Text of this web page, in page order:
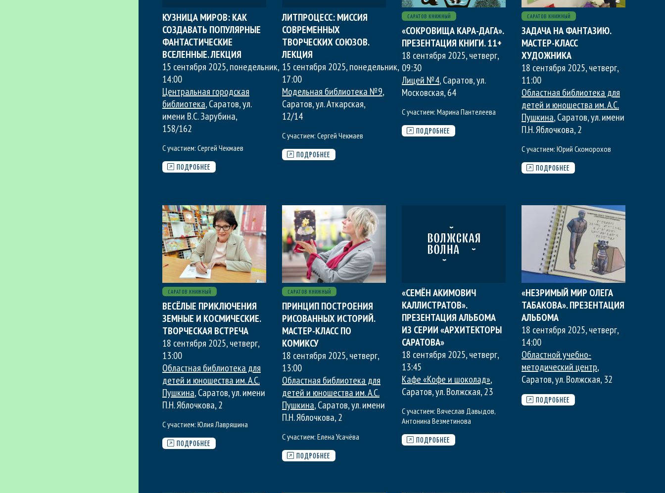
КУЗНИЦА МИРОВ: КАК
СОЗДАВАТЬ ПОПУЛЯРНЫЕ
ФАНТАСТИЧЕСКИЕ
ВСЕЛЕННЫЕ. ЛЕКЦИЯ
15 сентября 2025, понедельник,
14:00
Центральная городская
библиотека, Саратов, ул.
имени В.С. Зарубина,
158/162
С участием: Сергей Чекмаев
ПОДРОБНЕЕ
ЛИТПРОЦЕСС: МИССИЯ
СОВРЕМЕННЫХ
ТВОРЧЕСКИХ СОЮЗОВ.
ЛЕКЦИЯ
15 сентября 2025, понедельник,
17:00
Модельная библиотека №9,
Саратов, ул. Аткарская,
12/14
С участием: Сергей Чекмаев
ПОДРОБНЕЕ
САРАТОВ КНИЖНЫЙ
«СОКРОВИЩА КАРА-ДАГА».
ПРЕЗЕНТАЦИЯ КНИГИ. 11+
18 сентября 2025, четверг,
09:30
Лицей №4, Саратов, ул.
Московская, 64
С участием: Марина Пантелеева
ПОДРОБНЕЕ
САРАТОВ КНИЖНЫЙ
ЗАДАЧА НА ФАНТАЗИЮ.
МАСТЕР-КЛАСС
ХУДОЖНИКА
18 сентября 2025, четверг,
11:00
Областная библиотека для
детей и юношества им. А.С.
Пушкина, Саратов, ул. имени
П.Н. Яблочкова, 2
С участием: Юрий Скоморохов
ПОДРОБНЕЕ
САРАТОВ КНИЖНЫЙ
ВЕСЁЛЫЕ ПРИКЛЮЧЕНИЯ
ЗЕМНЫЕ И КОСМИЧЕСКИЕ.
ТВОРЧЕСКАЯ ВСТРЕЧА
18 сентября 2025, четверг,
13:00
Областная библиотека для
детей и юношества им. А.С.
Пушкина, Саратов, ул. имени
П.Н. Яблочкова, 2
С участием: Юлия Лавряшина
ПОДРОБНЕЕ
САРАТОВ КНИЖНЫЙ
ПРИНЦИП ПОСТРОЕНИЯ
РИСОВАННЫХ ИСТОРИЙ.
МАСТЕР-КЛАСС ПО
КОМИКСУ
18 сентября 2025, четверг,
13:00
Областная библиотека для
детей и юношества им. А.С.
Пушкина, Саратов, ул. имени
П.Н. Яблочкова, 2
С участием: Елена Усачёва
ПОДРОБНЕЕ
«СЕМЁН АКИМОВИЧ
КАЛЛИСТРАТОВ».
ПРЕЗЕНТАЦИЯ АЛЬБОМА
ИЗ СЕРИИ «АРХИТЕКТОРЫ
САРАТОВА»
18 сентября 2025, четверг,
13:45
Кафе «Кофе и шоколад»,
Саратов, ул. Волжская, 23
С участием: Вячеслав Давыдов,
Антонина Везметинова
ПОДРОБНЕЕ
«НЕЗРИМЫЙ МИР ОЛЕГА
ТАБАКОВА». ПРЕЗЕНТАЦИЯ
АЛЬБОМА
18 сентября 2025, четверг,
14:00
Областной учебно-
методический центр,
Саратов, ул. Волжская, 32
ПОДРОБНЕЕ